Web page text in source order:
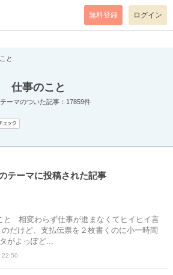
code=0 mode=return level=notice
無料登録 ログイン
と
仕事のこと
ーマのついた記事：17859件
テーマに投稿された記事
と 相変わらず仕事が進まなくてヒイヒイ言
だけど、支払伝票を２枚書くのに小一時間
がよっぽど...
22:50